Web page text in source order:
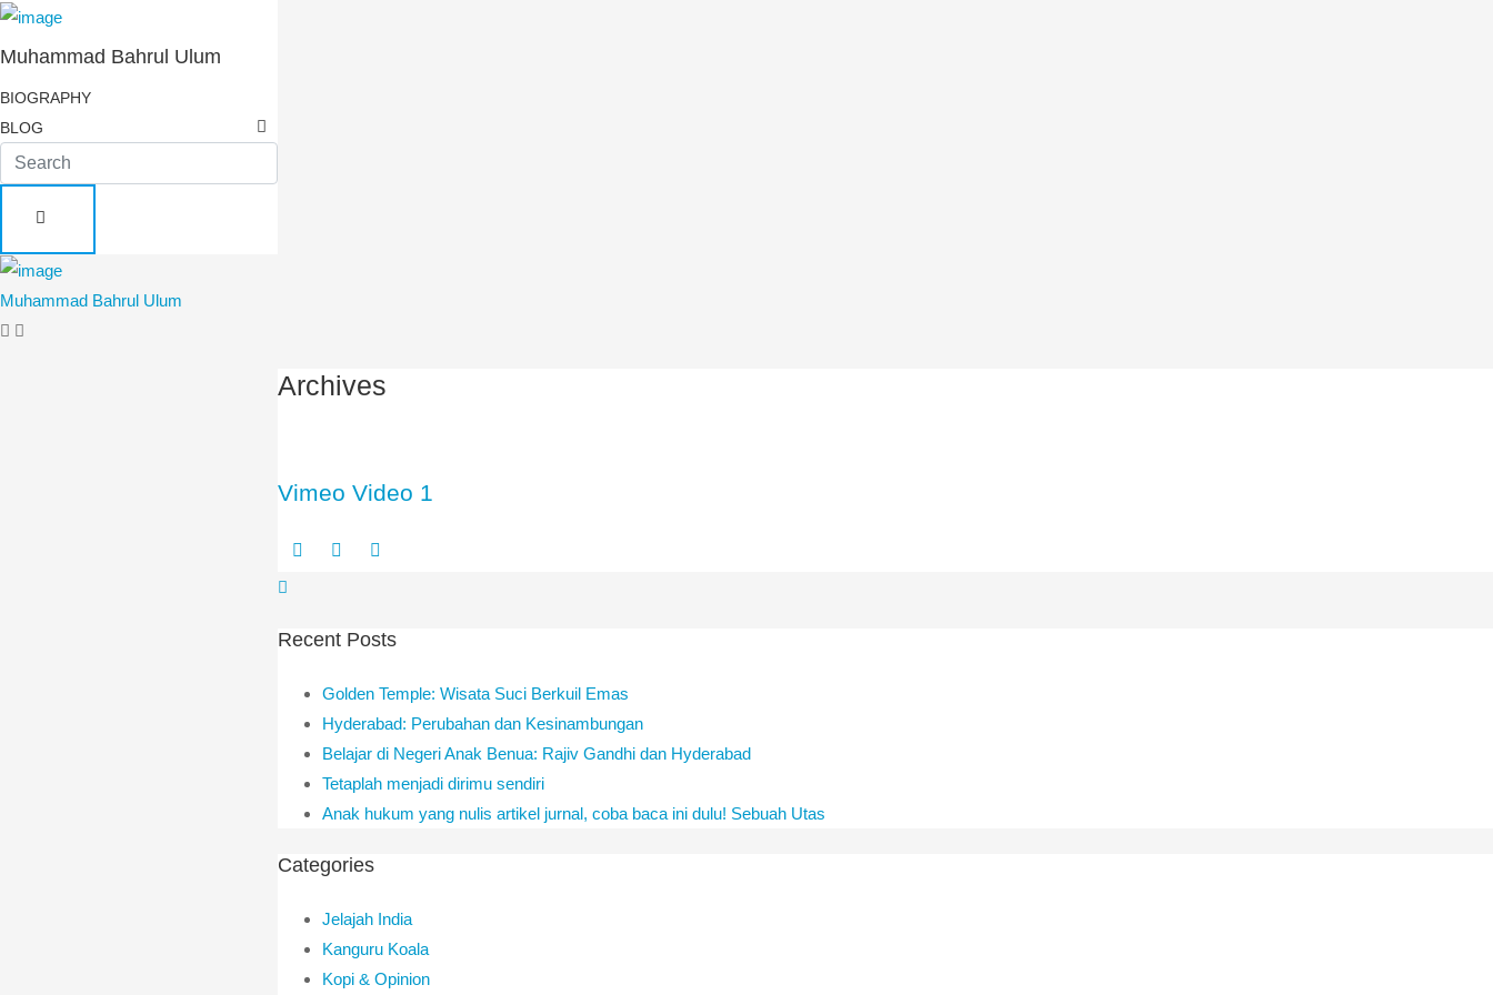
Muhammad Bahrul Ulum
BIOGRAPHY
BLOG
Muhammad Bahrul Ulum
Archives
Vimeo Video 1
Recent Posts
Golden Temple: Wisata Suci Berkuil Emas
Hyderabad: Perubahan dan Kesinambungan
Belajar di Negeri Anak Benua: Rajiv Gandhi dan Hyderabad
Tetaplah menjadi dirimu sendiri
Anak hukum yang nulis artikel jurnal, coba baca ini dulu! Sebuah Utas
Categories
Jelajah India
Kanguru Koala
Kopi & Opinion